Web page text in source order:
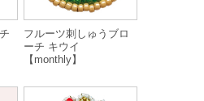
フルーツ刺しゅうブロ
ーチ キウイ
【monthly】